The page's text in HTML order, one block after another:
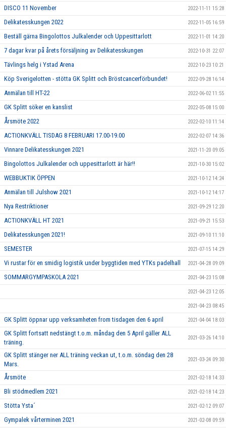
DISCO 11 November 2022-11-11 15:28
Delikatesskungen 2022 2022-11-05 16:59
Beställ gärna Bingolottos Julkalender och Uppesittarlott 2022-11-01 14:20
7 dagar kvar på årets försäljning av Delikatesskungen 2022-10-31 22:07
Tävlings helg i Ystad Arena 2022-10-23 10:21
Köp Sverigelotten - stötta GK Splitt och Bröstcancerförbundet! 2022-09-28 16:14
Anmälan till HT-22 2022-06-02 11:55
GK Splitt söker en kanslist 2022-05-08 15:00
Årsmöte 2022 2022-02-10 11:14
ACTIONKVÄLL TISDAG 8 FEBRUARI 17.00-19.00 2022-02-07 14:36
Vinnare Delikatesskungen 2021 2021-11-20 09:05
Bingolottos Julkalender och uppesittarlott är här!! 2021-10-30 15:02
WEBBUKTIK ÖPPEN 2021-10-12 14:24
Anmälan till Julshow 2021 2021-10-12 14:17
Nya Restriktioner 2021-09-29 12:20
ACTIONKVÄLL HT 2021 2021-09-21 15:53
Delikatesskungen 2021! 2021-09-10 11:10
SEMESTER 2021-07-15 14:29
Vi rustar för en smidig logistik under byggtiden med YTKs padelhall 2021-04-28 09:09
SOMMARGYMPASKOLA 2021 2021-04-23 15:08
2021-04-23 12:05
2021-04-23 08:45
GK Splitt öppnar upp verksamheten from tisdagen den 6 april 2021-04-04 18:03
GK Splitt fortsatt nedstängt t.o.m. måndag den 5 April gäller ALL
träning.
2021-03-26 14:10
GK Splitt stänger ner ALL träning veckan ut, t.o.m. söndag den 28
Mars.
2021-03-24 09:30
Årsmöte 2021-02-18 14:33
Bli stödmedlem 2021 2021-02-18 14:23
Stötta Ysta´ 2021-02-12 09:07
Gympalek vårterminen 2021 2021-02-08 09:59